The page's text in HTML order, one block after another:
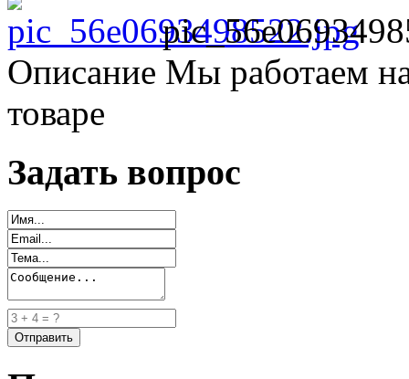
Описание Мы работаем
товаре
Задать вопрос